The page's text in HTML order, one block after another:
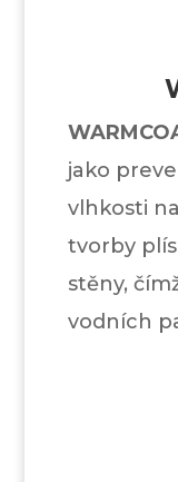
jako
vlhkosti
tvorby
stěny,
vodních